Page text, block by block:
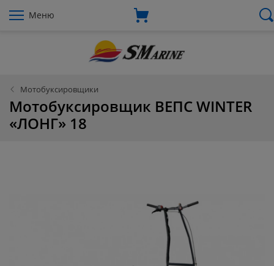
Меню
Мотобуксировщики
Мотобуксировщик ВЕПС WINTER
«ЛОНГ» 18